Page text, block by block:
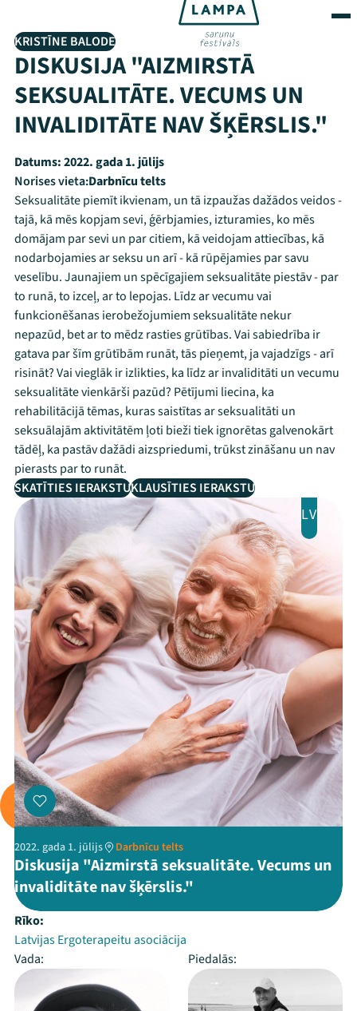
KRISTĪNE BALODE
DISKUSIJA "AIZMIRSTĀ
SEKSUALITĀTE. VECUMS UN
INVALIDITĀTE NAV ŠĶĒRSLIS."
Datums:2022. gada 1. jūlijs
Norises vieta:Darbnīcu telts
Seksualitāte piemīt ikvienam, un tā izpaužas dažādos veidos -
tajā, kā mēs kopjam sevi, ģērbjamies, izturamies, ko mēs
domājam par sevi un par citiem, kā veidojam attiecības, kā
nodarbojamies ar seksu un arī - kā rūpējamies par savu
veselību. Jaunajiem un spēcīgajiem seksualitāte piestāv - par
to runā, to izceļ, ar to lepojas. Līdz ar vecumu vai
funkcionēšanas ierobežojumiem seksualitāte nekur
nepazūd, bet ar to mēdz rasties grūtības. Vai sabiedrība ir
gatava par šīm grūtībām runāt, tās pieņemt, ja vajadzīgs - arī
risināt? Vai vieglāk ir izlikties, ka līdz ar invaliditāti un vecumu
seksualitāte vienkārši pazūd? Pētījumi liecina, ka
rehabilitācijā tēmas, kuras saistītas ar seksualitāti un
seksuālajām aktivitātēm ļoti bieži tiek ignorētas galvenokārt
tādēļ, ka pastāv dažādi aizspriedumi, trūkst zināšanu un nav
pierasts par to runāt.
SKATĪTIES IERAKSTUKLAUSĪTIES IERAKSTU
LV
2022. gada 1. jūlijs Darbnīcu telts
Diskusija "Aizmirstā seksualitāte. Vecums un
invaliditāte nav šķērslis."
Rīko:
Latvijas Ergoterapeitu asociācija
Vada:
Piedalās: